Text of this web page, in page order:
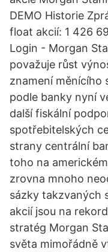
DEMO Historie
float akcií: 1 426
Login - Morgan
považuje růst
znamení měnícího
podle banky nyní
další fiskální
spotřebitelských
strany centrální
toho na
zrovna mnoho
sázky takzvaných
akcií jsou na
stratég Morgan
světa mimořádně